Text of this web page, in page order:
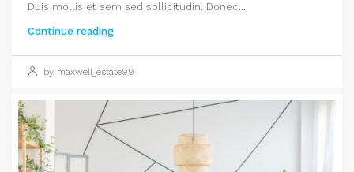
Duis mollis et sem sed sollicitudin. Donec...
Continue reading
by maxwell_estate99